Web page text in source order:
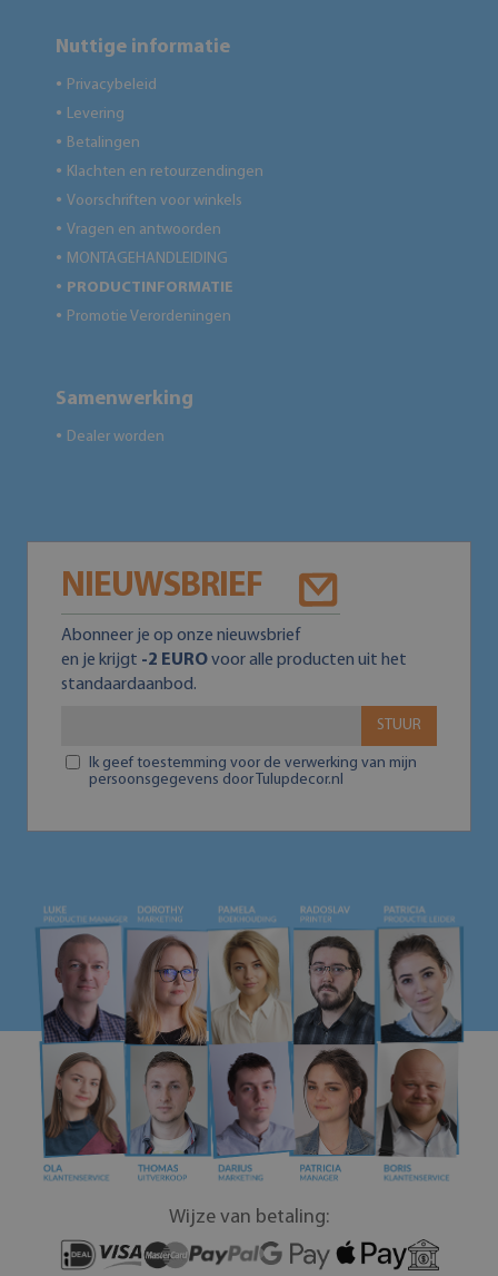
Nuttige informatie
● Privacybeleid
● Levering
● Betalingen
● Klachten en retourzendingen
● Voorschriften voor winkels
● Vragen en antwoorden
● MONTAGEHANDLEIDING
● PRODUCTINFORMATIE
● Promotie Verordeningen
Samenwerking
● Dealer worden
NIEUWSBRIEF
Abonneer je op onze nieuwsbrief
en je krijgt -2 EUROvoor alle producten uit het
standaardaanbod.
STUUR
Ik geef toestemming voor de verwerking van mijn
persoonsgegevens door Tulupdecor.nl
Wijze van betaling: